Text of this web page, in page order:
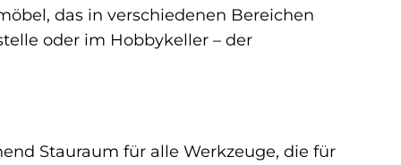
das in verschiedenen Bereichen
oder im Hobbykeller – der
Stauraum für alle Werkzeuge, die für